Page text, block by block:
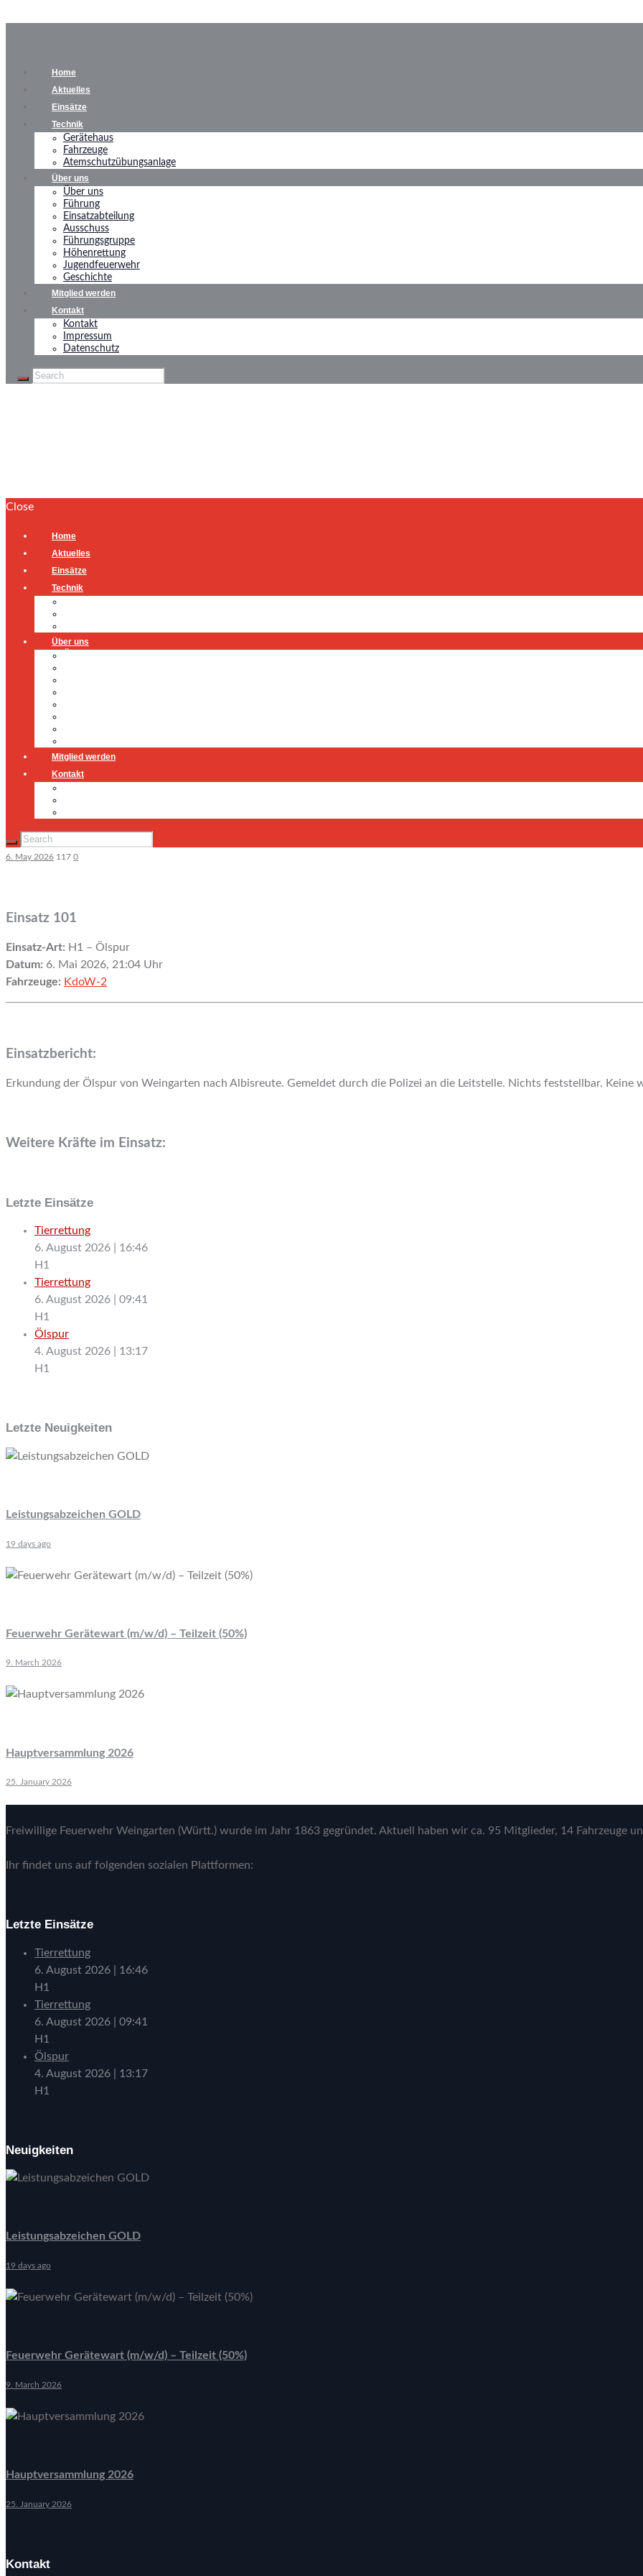
Home
Aktuelles
Einsätze
Technik
Gerätehaus
Fahrzeuge
Atemschutzübungsanlage
Über uns
Über uns
Führung
Einsatzabteilung
Ausschuss
Führungsgruppe
Höhenrettung
Jugendfeuerwehr
Geschichte
Mitglied werden
Kontakt
Kontakt
Impressum
Datenschutz
Close
Home
Aktuelles
Einsätze
Technik
Über uns
Mitglied werden
Kontakt
6. May 2026 117 0
Einsatz 101
Einsatz-Art: H1 – Ölspur
Datum: 6. Mai 2026, 21:04 Uhr
Fahrzeuge: KdoW-2
Einsatzbericht:
Erkundung der Ölspur von Weingarten nach Albisreute. Gemeldet durch die Polizei an die Leitstelle. Nichts feststellbar. Keine
Weitere Kräfte im Einsatz:
Letzte Einsätze
Tierrettung
6. August 2026
16:46
H1
Tierrettung
6. August 2026
09:41
H1
Ölspur
4. August 2026
13:17
H1
Letzte Neuigkeiten
Leistungsabzeichen GOLD
19 days ago
Feuerwehr Gerätewart (m/w/d) – Teilzeit (50%)
9. March 2026
Hauptversammlung 2026
25. January 2026
Freiwillige Feuerwehr Weingarten (Württ.) wurde im Jahr 1863 gegründet. Aktuell haben wir ca. 95 Mitglieder, 14 Fahrzeuge
Ihr findet uns auf folgenden sozialen Plattformen:
Letzte Einsätze
Tierrettung
6. August 2026
16:46
H1
Tierrettung
6. August 2026
09:41
H1
Ölspur
4. August 2026
13:17
H1
Neuigkeiten
Leistungsabzeichen GOLD
19 days ago
Feuerwehr Gerätewart (m/w/d) – Teilzeit (50%)
9. March 2026
Hauptversammlung 2026
25. January 2026
Kontakt